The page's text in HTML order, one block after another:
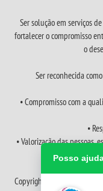
Ser solução em serviços
fortalecer o compromisso
o
Ser reconhecida
• Compromisso com a
•
• Valorização das
Copyright © 2026
Posso